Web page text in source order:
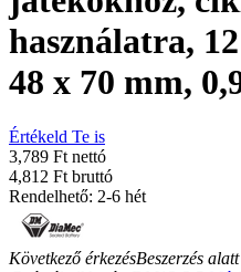
használatra,
48 x 70 mm,
Értékeld Te is
3,789 Ft nettó
4,812 Ft bruttó
Rendelhető: 2-6 hét
Következő érkezésBeszerzés alatt